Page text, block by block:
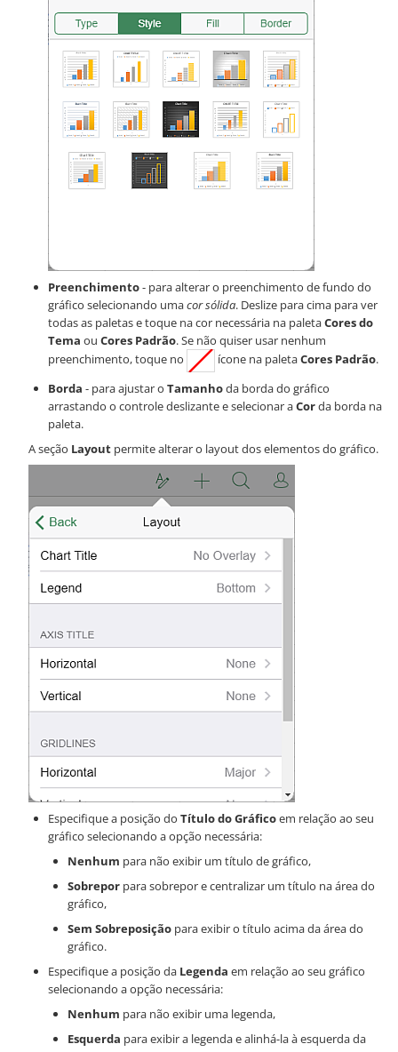
Preenchimento- para alterar o preenchimento de fundo do
gráfico selecionando umacor sólida. Deslize para cima para ver
todas as paletas e toque na cor necessária na paletaCores do
Tema ou Cores Padrão. Se não quiser usar nenhum
preenchimento, toque no
ícone na paletaCores Padrão.
Borda - para ajustar o Tamanhoda borda do gráfico
arrastando o controle deslizante e selecionar aCorda borda na
paleta.
A seção Layout permite alterar o layout dos elementos do gráfico.
Especifique a posição do Título do Gráficoem relação ao seu
gráfico selecionando a opção necessária:
Nenhum para não exibir um título de gráfico,
Sobrepor para sobrepor e centralizar um título na área do
gráfico,
Sem Sobreposição para exibir o título acima da área do
gráfico.
Especifique a posição da Legenda em relação ao seu gráfico
selecionando a opção necessária:
Nenhum para não exibir uma legenda,
Esquerda para exibir a legenda e alinhá-la à esquerda da